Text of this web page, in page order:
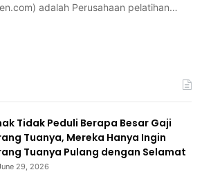
adalah Perusahaan pelatihan…
Tidak Peduli Berapa Besar Gaji
Tuanya, Mereka Hanya Ingin
Tuanya Pulang dengan Selamat
29, 2026